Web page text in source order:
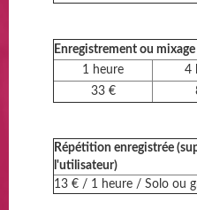
Enregistrement ou
1 heure
4
33 €
Répétition enregistrée
l'utilisateur)
13 € / 1 heure / Solo ou